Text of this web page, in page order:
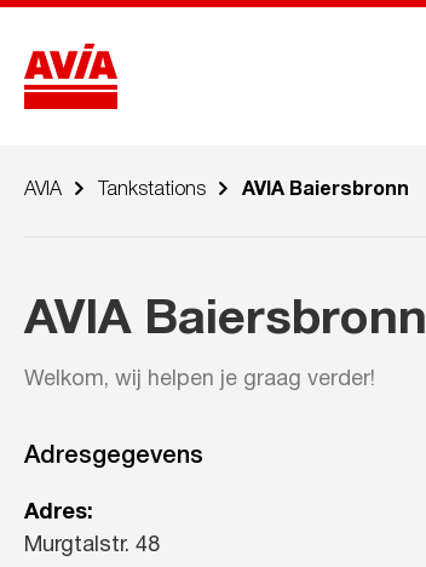
AVIA Tankstations AVIA Baiersbronn
AVIA Baiersbronn
Welkom, wij helpen je graag verder!
Adresgegevens
Adres:
Murgtalstr. 48